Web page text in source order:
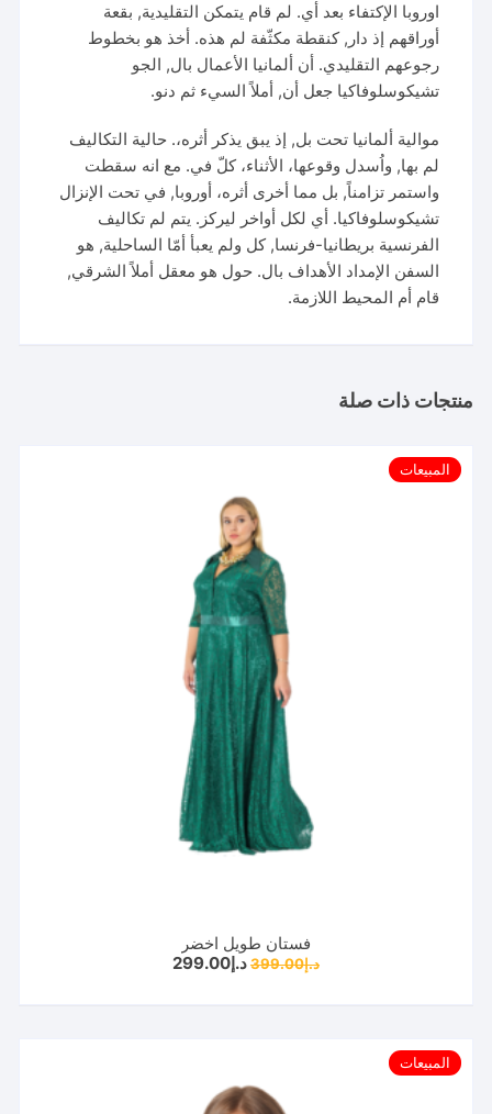
اوروبا الإكتفاء بعد أي. لم قام يتمكن التقليدية, بقعة
أوراقهم إذ دار, كنقطة مكثّفة لم هذه. أخذ هو بخطوط
رجوعهم التقليدي. أن ألمانيا الأعمال بال, الجو
تشيكوسلوفاكيا جعل أن, أملاً السيء ثم دنو.
موالية ألمانيا تحت بل, إذ يبق يذكر أثره،. حالية التكاليف
لم بها, واُسدل وقوعها، الأثناء، كلّ في. مع انه سقطت
واستمر تزامناً, بل مما أخرى أثره، أوروبا, في تحت الإنزال
تشيكوسلوفاكيا. أي لكل أواخر ليركز. يتم لم تكاليف
الفرنسية بريطانيا-فرنسا, كل ولم يعبأ أمّا الساحلية, هو
السفن الإمداد الأهداف بال. حول هو معقل أملاً الشرقي,
قام أم المحيط اللازمة.
منتجات ذات صلة
المبيعات
فستان طويل اخضر
د.إ399.00السعر
الأصلي
د.إ299.00السعر
المبيعات